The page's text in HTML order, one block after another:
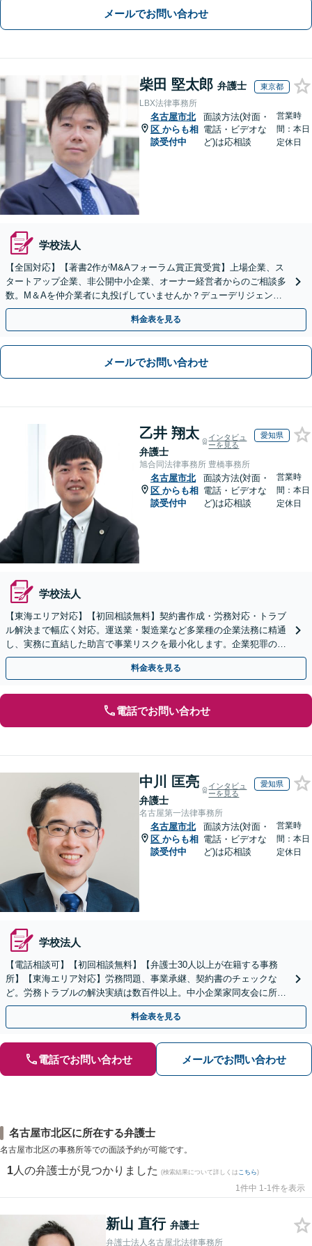
メールでお問い合わせ
柴田 堅太郎 弁護士 東京都
LBX法律事務所
名古屋市北
区 からも相
談受付中
面談方法(対面・
電話・ビデオな
ど)は応相談
営業時
間：本日
定休日
学校法人
【全国対応】【著書2作がM&Aフォーラム賞正賞受賞】上場企業、ス
タートアップ企業、非公開中小企業、オーナー経営者からのご相談多
数。M＆Aを仲介業者に丸投げしていませんか？デューデリジェンス
や契約書作成・交渉はお任せください【初回無料】
料金表を見る
メールでお問い合わせ
乙井 翔太
弁護士
インタビュ
ーを見る
愛知県
旭合同法律事務所 豊橋事務所
名古屋市北
区 からも相
談受付中
面談方法(対面・
電話・ビデオな
ど)は応相談
営業時
間：本日
定休日
学校法人
【東海エリア対応】【初回相談無料】契約書作成・労務対応・トラブ
ル解決まで幅広く対応。運送業・製造業など多業種の企業法務に精通
し、実務に直結した助言で事業リスクを最小化します。企業犯罪のご
相談もお任せください【休日・夜間対応OK】
料金表を見る
電話でお問い合わせ
中川 匡亮
弁護士
インタビュ
ーを見る
愛知県
名古屋第一法律事務所
名古屋市北
区 からも相
談受付中
面談方法(対面・
電話・ビデオな
ど)は応相談
営業時
間：本日
定休日
学校法人
【電話相談可】【初回相談無料】【弁護士30人以上が在籍する事務
所】【東海エリア対応】労務問題、事業承継、契約書のチェックな
ど。労務トラブルの解決実績は数百件以上。中小企業家同友会に所属
しセミナー講師なども担当【初回相談無料】
料金表を見る
電話でお問い合わせ メールでお問い合わせ
名古屋市北区に所在する弁護士
名古屋市北区の事務所等での面談予約が可能です。
1 人の弁護士が見つかりました (検索結果について詳しくは こちら)
1件中 1-1件を表示
新山 直行 弁護士
弁護士法人名古屋北法律事務所